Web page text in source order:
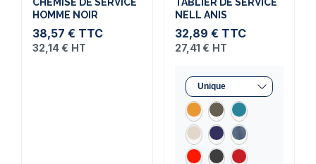
HOMME NOIR
38,57 € TTC
32,14 € HT
NELL ANIS
32,89 € TTC
27,41 € HT